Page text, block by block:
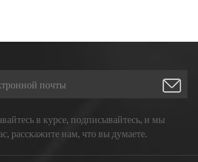
в курсе, подписывайтесь, и мы
расскажите нам, что вы думаете.